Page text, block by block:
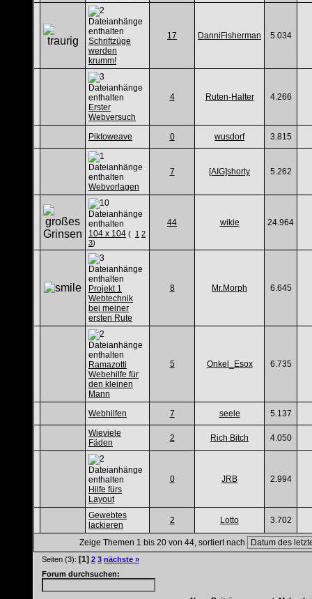
Schriftzüge
werden
krumm!
17 DanniFisherman 5.034
Erster
Webversuch
4 Ruten-Halter 4.266
Piktoweave 0 wusdorf 3.815
Webvorlagen
7 [AIG]shorty 5.262
104 x 104 ( 1 2
3)
44 wikie 24.964
Projekt 1
Webtechnik
bei meiner
ersten Rute
8 Mr.Morph 6.645
Ramazotti
Webehilfe für
den kleinen
Mann
5 Onkel_Esox 6.735
Webhilfen 7 seele
5.137
Wieviele
Fäden
2 Rich Bitch 4.050
Hilfe fürs
Layout
0 JRB 2.994
Gewebtes
lackieren
2 Lotto 3.702
Zeige Themen 1 bis 20 von 44, sortiert nach
Seiten (3): [1] 2 3 nächste »
Forum durchsuchen: